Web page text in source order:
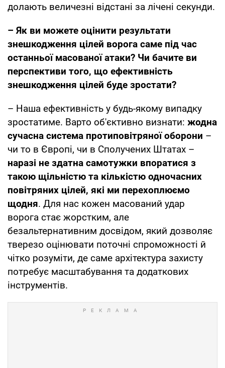
долають величезні відстані за лічені секунди.
– Як ви можете оцінити результати
знешкодження цілей ворога саме під час
останньої масованої атаки? Чи бачите ви
перспективи того, що ефективність
знешкодження цілей буде зростати?
– Наша ефективність у будь-якому випадку
зростатиме. Варто об'єктивно визнати: жодна
сучасна система протиповітряної оборони –
чи то в Європі, чи в Сполучених Штатах –
наразі не здатна самотужки впоратися з
такою щільністю та кількістю одночасних
повітряних цілей, які ми перехоплюємо
щодня. Для нас кожен масований удар
ворога стає жорстким, але
безальтернативним досвідом, який дозволяє
тверезо оцінювати поточні спроможності й
чітко розуміти, де саме архітектура захисту
потребує масштабування та додаткових
інструментів.